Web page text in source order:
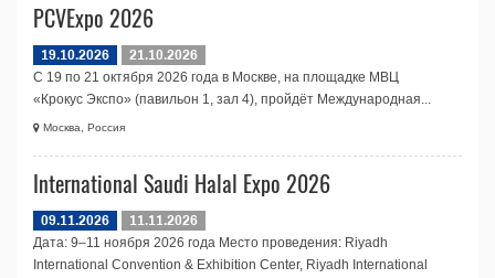
PCVExpo 2026
19.10.2026
21.10.2026
С 19 по 21 октября 2026 года в Москве, на площадке МВЦ
«Крокус Экспо» (павильон 1, зал 4), пройдёт Международная...
Москва, Россия
International Saudi Halal Expo 2026
09.11.2026
11.11.2026
Дата: 9–11 ноября 2026 года Место проведения: Riyadh
International Convention & Exhibition Center, Riyadh International